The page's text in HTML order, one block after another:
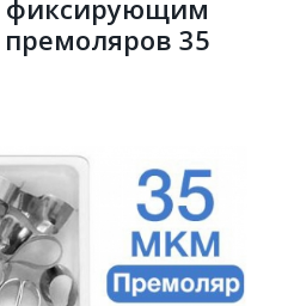
фиксирующим
35